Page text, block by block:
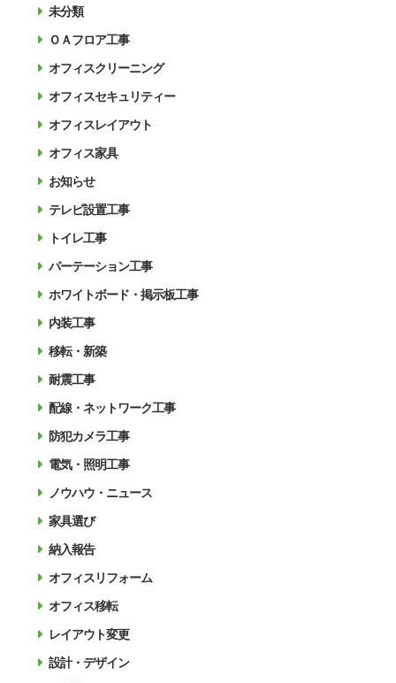
未分類
ＯＡフロア工事
オフィスクリーニング
オフィスセキュリティー
オフィスレイアウト
オフィス家具
お知らせ
テレビ設置工事
トイレ工事
パーテーション工事
ホワイトボード・掲示板工事
内装工事
移転・新築
耐震工事
配線・ネットワーク工事
防犯カメラ工事
電気・照明工事
ノウハウ・ニュース
家具選び
納入報告
オフィスリフォーム
オフィス移転
レイアウト変更
設計・デザイン